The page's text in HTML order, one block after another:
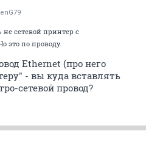
не сетевой принтер с
это по проводу.
Ethernet (про него
- вы куда вставлять
сетевой провод?